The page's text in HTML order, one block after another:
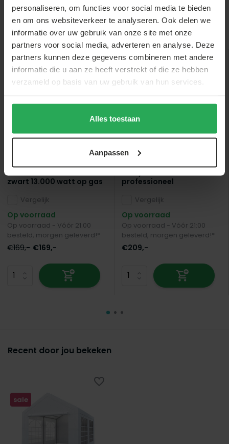
personaliseren, om functies voor social media te bieden
en om ons websiteverkeer te analyseren. Ook delen we
informatie over uw gebruik van onze site met onze
partners voor social media, adverteren en analyse. Deze
partners kunnen deze gegevens combineren met andere
informatie die u aan ze heeft verstrekt of die ze hebben
verzameld op basis van uw gebruik van hun services.
Alles toestaan
Aanpassen
Anderen bekeken ook
sale
zwart 13.000 watt op gas
Vergelijk
Op voorraad
Op voorraad - Vóór 21:00
besteld, morgen geleverd!*
€169,- €169,-
Lizzely Garden & Living
professioneel
Vergelijk
Op voorraad
Op voorraad - Vóór 21:00
besteld, morgen geleverd!*
€209,-
Recent door jou bekeken
sale